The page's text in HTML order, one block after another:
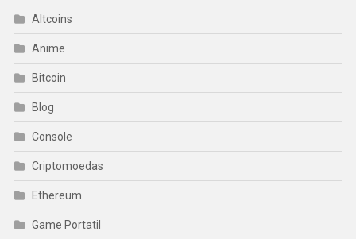
Altcoins
Anime
Bitcoin
Blog
Console
Criptomoedas
Ethereum
Game Portatil